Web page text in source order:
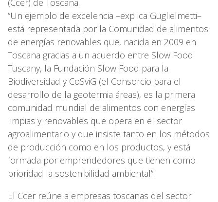
(Ccer) de Toscana.
“Un ejemplo de excelencia –explica Guglielmetti–
está representada por la Comunidad de alimentos
de energías renovables que, nacida en 2009 en
Toscana gracias a un acuerdo entre Slow Food
Tuscany, la Fundación Slow Food para la
Biodiversidad y CoSviG (el Consorcio para el
desarrollo de la geotermia áreas), es la primera
comunidad mundial de alimentos con energías
limpias y renovables que opera en el sector
agroalimentario y que insiste tanto en los métodos
de producción como en los productos, y está
formada por emprendedores que tienen como
prioridad la sostenibilidad ambiental”.
El Ccer reúne a empresas toscanas del sector